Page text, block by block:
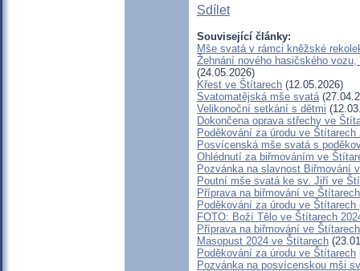
Sdílet
Související články:
Mše svatá v rámci kněžské
Žehnání nového hasičského
(24.05.2026)
Křest ve Štítarech (12.05.2026)
Svatomatějská mše svatá
Velikonoční setkání s dětmi
Dokončena oprava střechy ve
Poděkování za úrodu ve Štítarech
Posvícenská mše svatá s
Ohlédnutí za biřmováním ve
Pozvánka na slavnost Biřmování
Poutní mše svatá ke sv. Jiří ve
Příprava na biřmování ve Štítarech
Poděkování za úrodu ve Štítarech
FOTO: Boží Tělo ve Štítarech
Příprava na biřmování ve Štítarech
Masopust 2024 ve Štítarech
Poděkování za úrodu ve Štítarech
Pozvánka na posvícenskou mši